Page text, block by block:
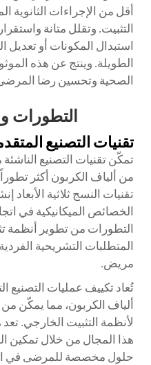
أقل من الإجراءات الثانوية
التثبيت. وتقلل متانة
استبدال المكونات أو تعديل
الطويلة. وينتج عن هذه
الصحية وتحسين رضا
التطورات
تقنيات التصنيع
تمكّن تقنيات التصنيع
من ألياف الكربون أكثر
تقنيات النسج ثلاثية
الخصائص الميكانيكية في
التطورات من تطوير
المتطلبات التشريحية
مريض.
تُعاد تكييف عمليات التصنيع
ألياف الكربون، مما يمكّن
لأنظمة التثبيت الخارجي.
هذا المجال من خلال تمكين
حلول مخصصة للمرضى في